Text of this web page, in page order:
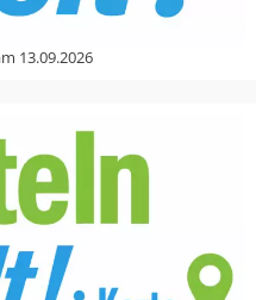
13.09.2026